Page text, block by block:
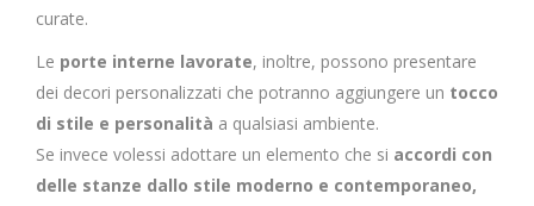
curate.
Le porte interne lavorate, inoltre, possono presentare
dei decori personalizzati che potranno aggiungere un tocco
di stile e personalità a qualsiasi ambiente.
Se invece volessi adottare un elemento che si accordi con
delle stanze dallo stile moderno e contemporaneo,